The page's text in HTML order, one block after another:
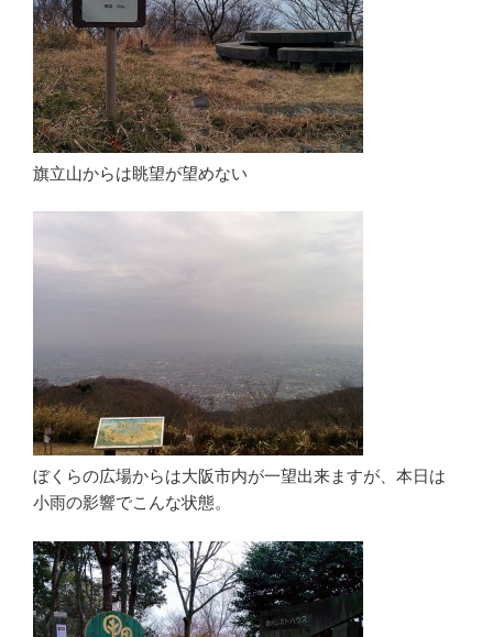
旗立山からは眺望が望めない
ぼくらの広場からは大阪市内が一望出来ますが、本日は
小雨の影響でこんな状態。